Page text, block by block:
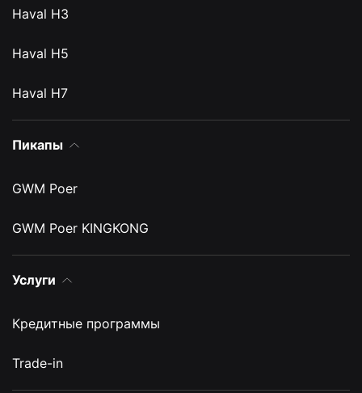
Haval H3
Haval H5
Haval H7
Пикапы
GWM Poer
GWM Poer KINGKONG
Услуги
Кредитные программы
Trade-in